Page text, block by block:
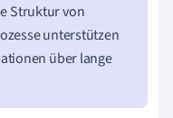
Struktur von
unterstützen
über lange